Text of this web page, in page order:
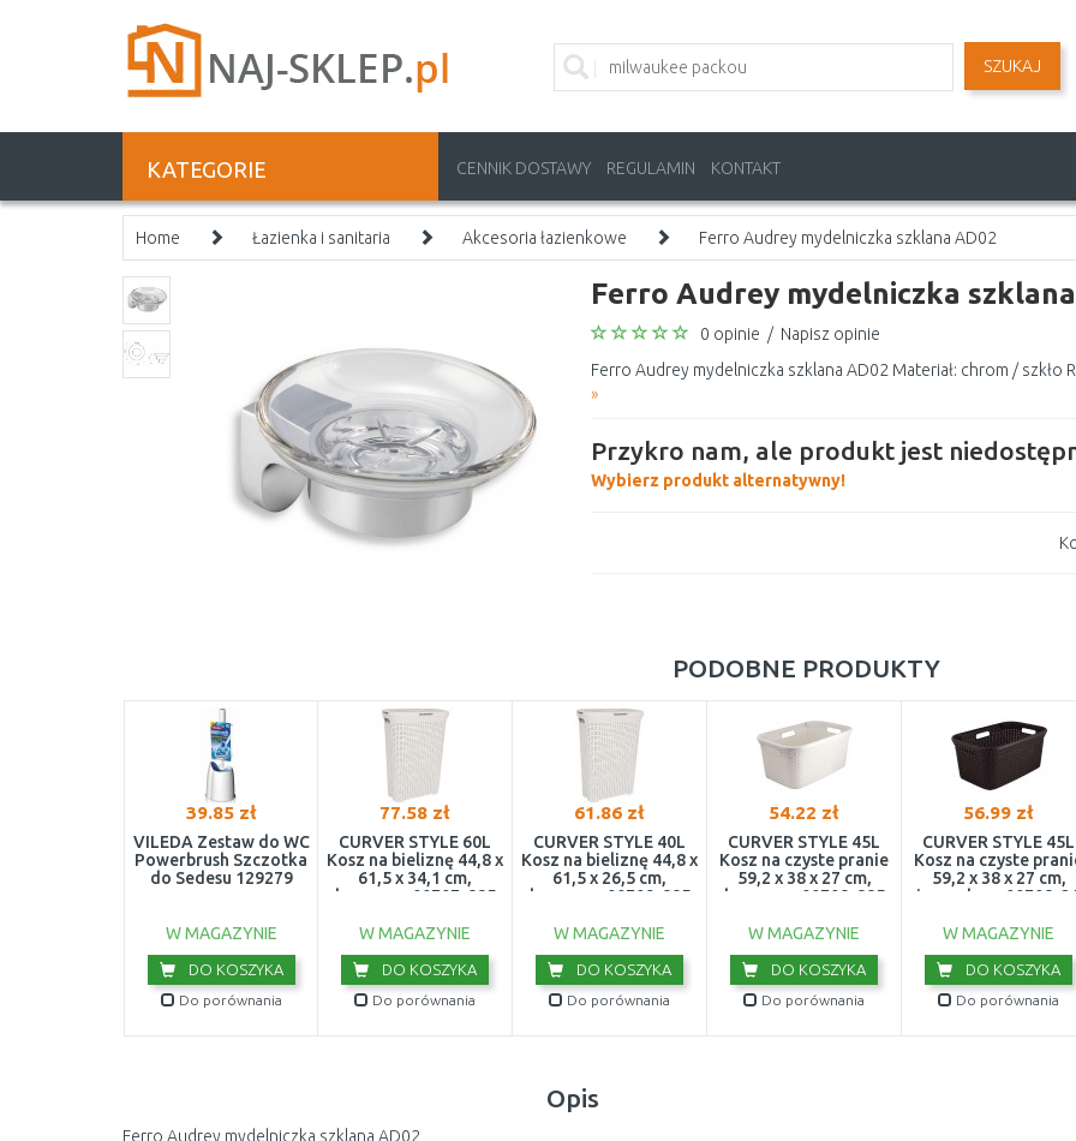
SZUKAJ
KATEGORIE CENNIK DOSTAWY REGULAMIN KONTAKT
Home Łazienka i sanitaria Akcesoria łazienkowe Ferro Audrey mydelniczka szklana AD02
Ferro Audrey mydelniczka
0 opinie / Napisz opinie
Ferro Audrey mydelniczka szklana AD02 Materiał: chrom / szkło
»
Przykro nam, ale produkt jest
Wybierz produkt alternatywny!
PODOBNE PRODUKTY
39.85 zł
VILEDA Zestaw do WC
Powerbrush Szczotka
do Sedesu 129279
W MAGAZYNIE
DO KOSZYKA
Do porównania
77.58 zł
CURVER STYLE 60L
Kosz na bieliznę 44,8 x
61,5 x 34,1 cm,
kremowy 00707-885
W MAGAZYNIE
DO KOSZYKA
Do porównania
61.86 zł
CURVER STYLE 40L
Kosz na bieliznę 44,8 x
61,5 x 26,5 cm,
kremowy 00709-885
W MAGAZYNIE
DO KOSZYKA
Do porównania
54.22 zł
CURVER STYLE 45L
Kosz na czyste pranie
59,2 x 38 x 27 cm,
kremowy 00708-885
W MAGAZYNIE
DO KOSZYKA
Do porównania
56.99 zł
CURVER STYLE 45L
Kosz na czyste
59,2 x 38 x 27 cm,
ciemny brąz 00708-
W MAGAZYNIE
DO KOSZYKA
Do porównania
Opis
Ferro Audrey mydelniczka szklana AD02